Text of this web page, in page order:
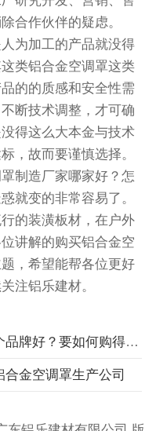
合作伙伴的疑虑。
为加工的产品就没得
类铝合金空调罩这类
的的质感和安全性需
断技术调整，才可确
得这么大本金与技术
，故而要谨慎选择。
制造厂家哪家好？怎
就变的非常容易了。
的装潢板材，在户外
讲解的购买铝合金空
，希望能帮各位更好
注铝乐建材。
如何购得完美铝合金空调罩？
金空调罩生产公司